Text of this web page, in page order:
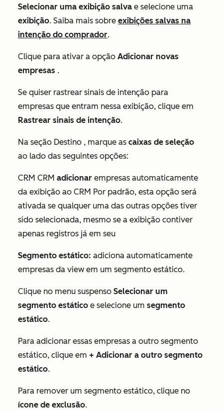
Selecionar uma exibição salva e selecione uma
exibição. Saiba mais sobre exibições salvas na
intenção do comprador.
Clique para ativar a opção Adicionar novas
empresas .
Se quiser rastrear sinais de intenção para
empresas que entram nessa exibição, clique em
Rastrear sinais de intenção.
Na seção Destino , marque as caixas de seleção
ao lado das seguintes opções:
CRM CRM adicionar empresas automaticamente
da exibição ao CRM Por padrão, esta opção será
ativada se qualquer uma das outras opções tiver
sido selecionada, mesmo se a exibição contiver
apenas registros já em seu
Segmento estático: adiciona automaticamente
empresas da view em um segmento estático.
Clique no menu suspenso Selecionar um
segmento estático e selecione um segmento
estático.
Para adicionar essas empresas a outro segmento
estático, clique em + Adicionar a outro segmento
estático.
Para remover um segmento estático, clique no
ícone de exclusão.